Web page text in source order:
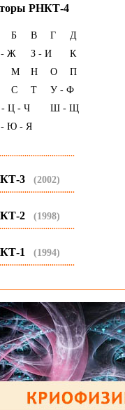
РНКТ-4
Б В Г
Д
- Ж
З - И
К
М Н О
П
С Т
У - Ф
Ц - Ч
Ш - Щ
Ю - Я
3 (2002)
2 (1998)
1 (1994)